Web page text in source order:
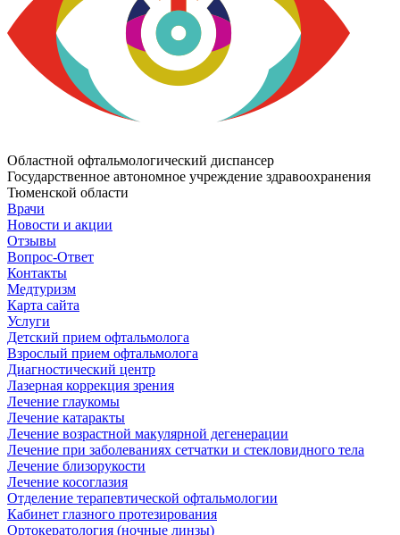
Областной офтальмологический диспансер
Государственное автономное учреждение здравоохранения
Тюменской области
Врачи
Новости и акции
Отзывы
Вопрос-Ответ
Контакты
Медтуризм
Карта сайта
Услуги
Детский прием офтальмолога
Взрослый прием офтальмолога
Диагностический центр
Лазерная коррекция зрения
Лечение глаукомы
Лечение катаракты
Лечение возрастной макулярной дегенерации
Лечение при заболеваниях сетчатки и стекловидного тела
Лечение близорукости
Лечение косоглазия
Отделение терапевтической офтальмологии
Кабинет глазного протезирования
Ортокератология (ночные линзы)